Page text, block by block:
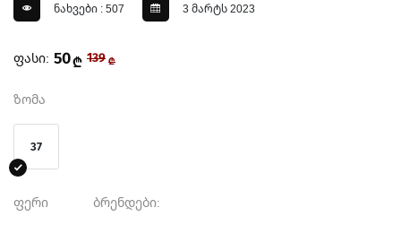
ნახვები : 507 3 მარტს 2023
ფასი: 50₾ 139 ₾
ზომა
37
ფერი ბრენდები: